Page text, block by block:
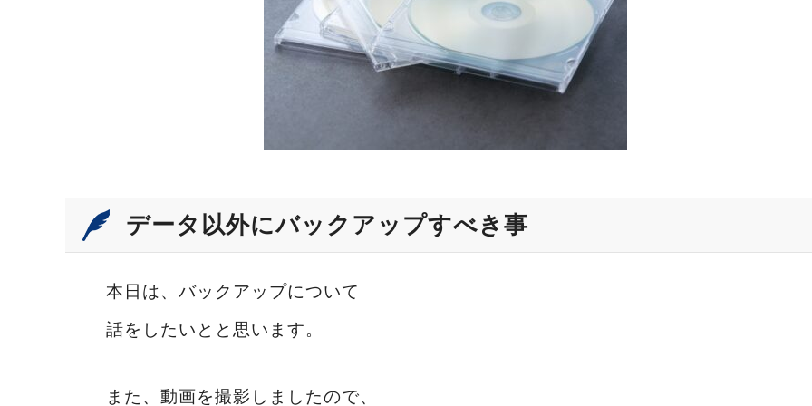
データ以外にバックアップすべき事
本日は、バックアップについて
話をしたいとと思います。
また、動画を撮影しましたので、